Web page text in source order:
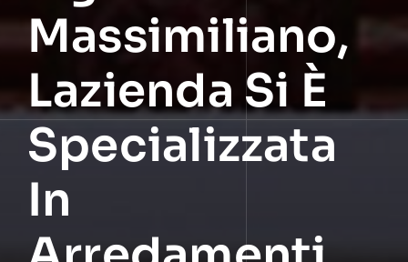
Massimiliano,
Lazienda Si È
Specializzata
In